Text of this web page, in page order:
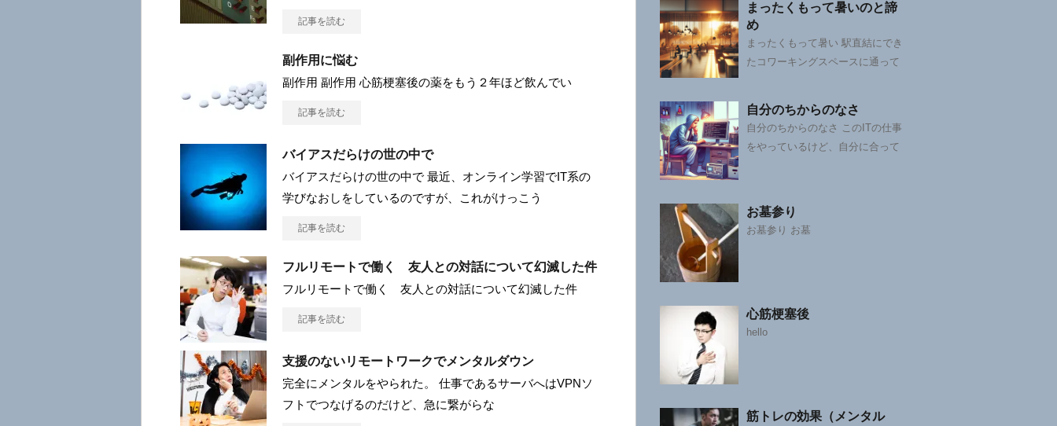
記事を読む
副作用に悩む
副作用 副作用 心筋梗塞後の薬をもう２年ほど飲んでい
記事を読む
バイアスだらけの世の中で
バイアスだらけの世の中で 最近、オンライン学習でIT系の
学びなおしをしているのですが、これがけっこう
記事を読む
フルリモートで働く 友人との対話について幻滅した件
フルリモートで働く 友人との対話について幻滅した件
記事を読む
支援のないリモートワークでメンタルダウン
完全にメンタルをやられた。 仕事であるサーバへはVPNソ
フトでつなげるのだけど、急に繋がらな
まったくもって暑いのと諦
め
まったくもって暑い 駅直結にでき
たコワーキングスペースに通って
自分のちからのなさ
自分のちからのなさ このITの仕事
をやっているけど、自分に合って
お墓参り
お墓参り お墓
心筋梗塞後
hello
筋トレの効果（メンタル